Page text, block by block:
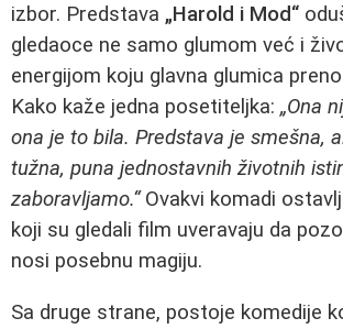
izbor. Predstava „Harold i Mod“
gledaoce ne samo glumom već i
energijom koju glavna glumica
Kako kaže jedna posetiteljka: „Ona
ona je to bila. Predstava je smešna,
tužna, puna jednostavnih životnih
zaboravljamo.“Ovakvi komadi
koji su gledali film uveravaju da
nosi posebnu magiju.
Sa druge strane, postoje komedije